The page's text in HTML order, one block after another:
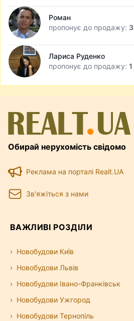
Роман
пропонує до продажу: 3
Лариса Руденко
пропонує до продажу: 1
Обирай нерухомість свідомо
Реклама на порталі Realt.UA
Зв'яжіться з нами
ВАЖЛИВІ РОЗДІЛИ
Новобудови Київ
Новобудови Львів
Новобудови Івано-Франківськ
Новобудови Ужгород
Новобудови Тернопіль